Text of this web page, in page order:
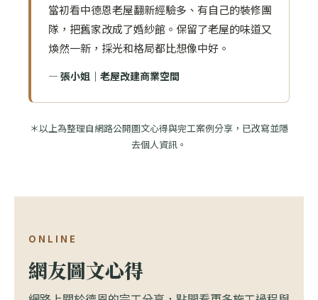
當初看中德恩老屋翻新經驗多、有自己的裝修團
隊，把舊家改成了婚紗館。保留了老屋的味道又
煥然一新，採光和格局都比想像中好。
— 張小姐｜老屋改建商業空間
＊以上為整理自網路公開圖文心得與完工案例分享，已改寫並隱
去個人資訊。
ONLINE
網友圖文心得